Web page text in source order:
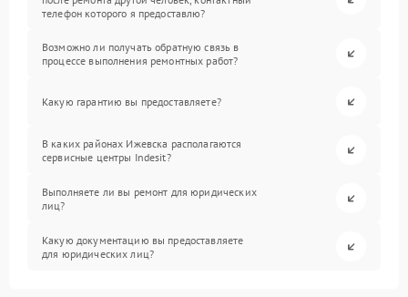
телефон которого я предоставлю?
Возможно ли получать обратную связь в
процессе выполнения ремонтных работ?
Какую гарантию вы предоставляете?
В каких районах Ижевска располагаются
сервисные центры Indesit?
Выполняете ли вы ремонт для юридических
лиц?
Какую документацию вы предоставляете
для юридических лиц?